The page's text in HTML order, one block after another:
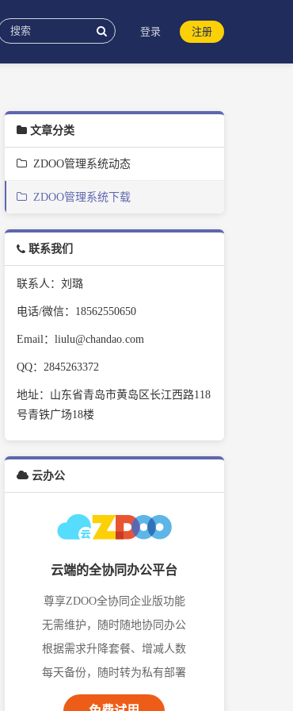
登录 注册
文章分类
ZDOO管理系统动态
ZDOO管理系统下载
联系我们
联系人：刘璐
电话/微信：18562550650
Email：liulu@chandao.com
QQ：2845263372
地址：山东省青岛市黄岛区长江西路118
号青铁广场18楼
云办公
云端的全协同办公平台
尊享ZDOO全协同企业版功能
无需维护，随时随地协同办公
根据需求升降套餐、增减人数
每天备份，随时转为私有部署